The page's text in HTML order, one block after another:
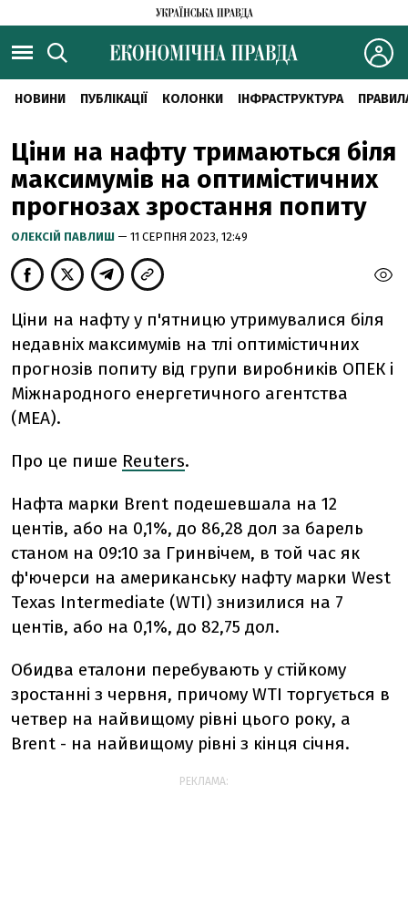
НОВИНИ ПУБЛІКАЦІЇ КОЛОНКИ ІНФРАСТРУКТУРА
Ціни на нафту тримаються біля
максимумів на оптимістичних
прогнозах зростання попиту
ОЛЕКСІЙ ПАВЛИШ — 11 СЕРПНЯ 2023, 12:49
Ціни на нафту у п'ятницю утримувалися біля
недавніх максимумів на тлі оптимістичних
прогнозів попиту від групи виробників ОПЕК і
Міжнародного енергетичного агентства
(МЕА).
Про це пише Reuters.
Нафта марки Brent подешевшала на 12
центів, або на 0,1%, до 86,28 дол за барель
станом на 09:10 за Гринвічем, в той час як
ф'ючерси на американську нафту марки West
Texas Intermediate (WTI) знизилися на 7
центів, або на 0,1%, до 82,75 дол.
Обидва еталони перебувають у стійкому
зростанні з червня, причому WTI торгується в
четвер на найвищому рівні цього року, а
Brent - на найвищому рівні з кінця січня.
РЕКЛАМА: